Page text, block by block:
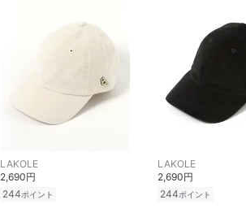
LAKOLE
2,690円
244ポイント
LAKOLE
2,690円
244ポイント